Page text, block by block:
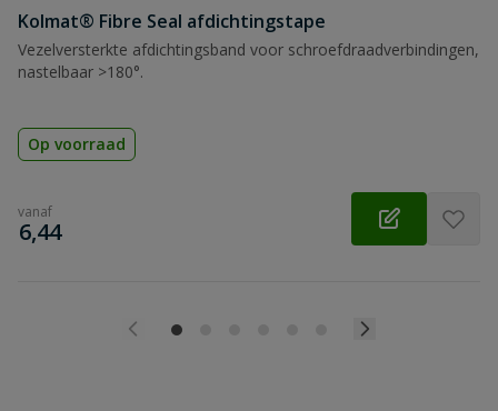
Kolmat® Fibre Seal afdichtingstape
Vezelversterkte afdichtingsband voor schroefdraadverbindingen,
nastelbaar >180°.
Op voorraad
vanaf
€
6,44